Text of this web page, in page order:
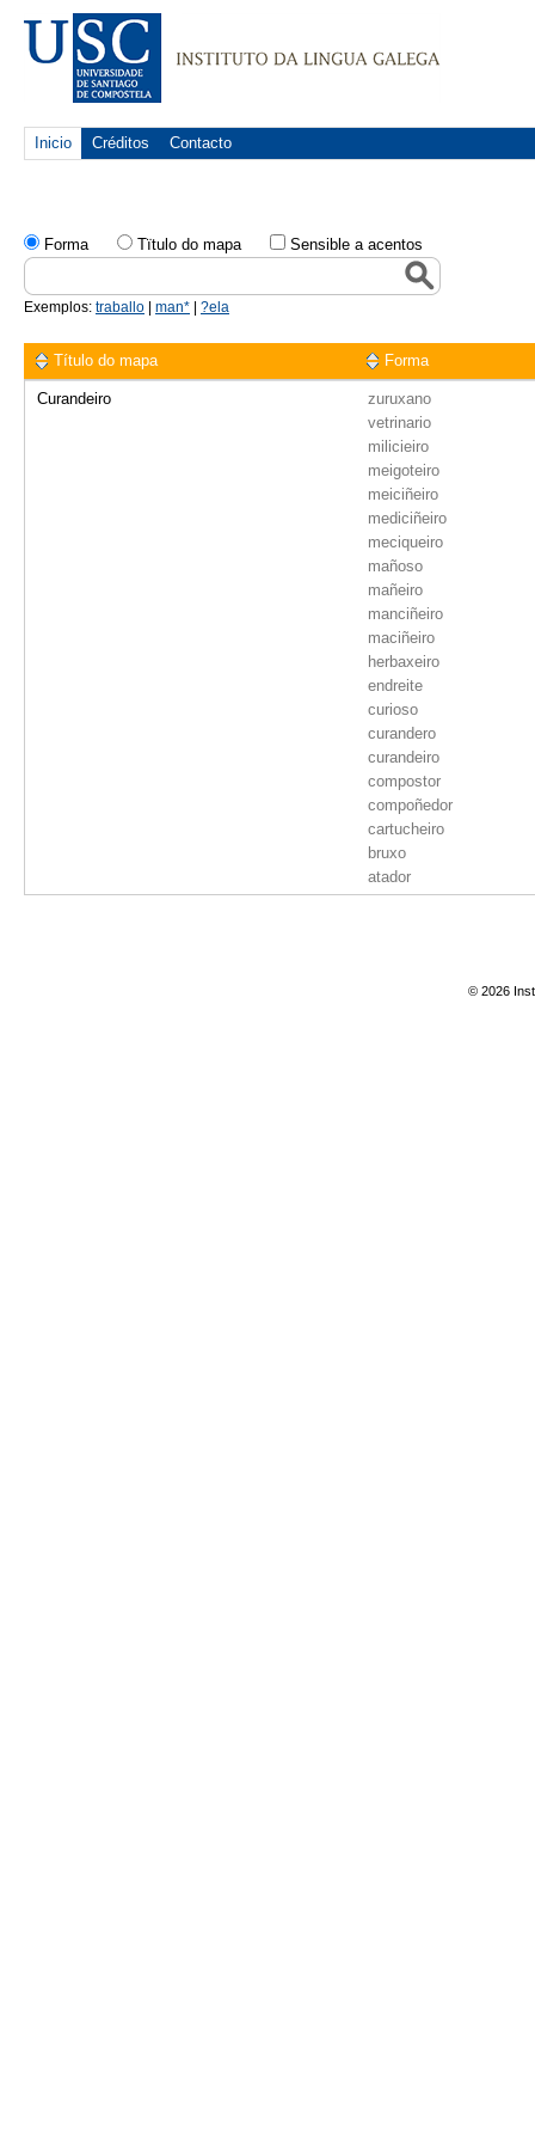
Inicio Créditos Contacto
Forma Tïtulo do mapa Sensible a acentos
Exemplos: traballo man* ?ela
Título do mapa Forma
Curandeiro
zuruxano
vetrinario
milicieiro
meigoteiro
meiciñeiro
mediciñeiro
meciqueiro
mañoso
mañeiro
manciñeiro
maciñeiro
herbaxeiro
endreite
curioso
curandero
curandeiro
compostor
compoñedor
cartucheiro
bruxo
atador
arregladeiro
© 2026